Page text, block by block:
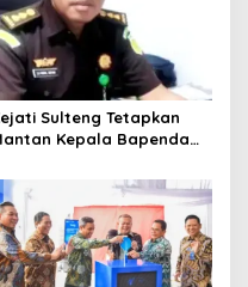
Sulteng Tetapkan
Kepala Bapenda
Pajak
Pertambangan